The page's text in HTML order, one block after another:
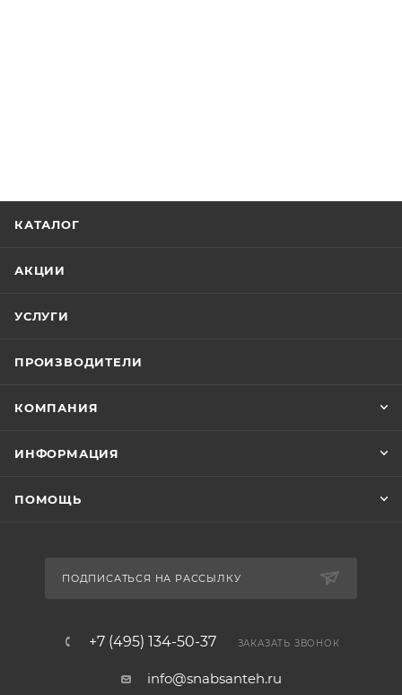
КАТАЛОГ
АКЦИИ
УСЛУГИ
ПРОИЗВОДИТЕЛИ
КОМПАНИЯ
ИНФОРМАЦИЯ
ПОМОЩЬ
ПОДПИСАТЬСЯ НА РАССЫЛКУ
+7 (495) 134-50-37 ЗАКАЗАТЬ ЗВОНОК
info@snabsanteh.ru